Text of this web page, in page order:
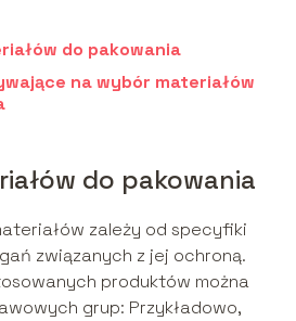
do pakowania
na wybór materiałów
do pakowania
zależy od specyfiki
związanych z jej ochroną.
produktów można
grup: Przykładowo,